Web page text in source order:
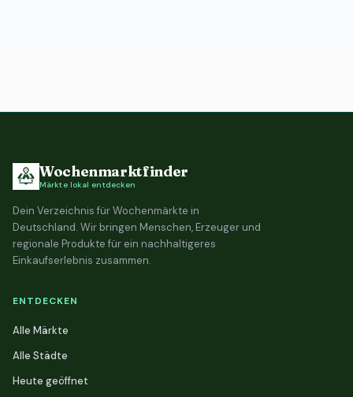
Wochenmarktfinder
Märkte lokal entdecken
Dein Verzeichnis für Wochenmärkte in
Deutschland. Wir bringen Menschen, Erzeuger und
regionale Produkte für ein nachhaltigeres
Einkaufserlebnis zusammen.
ENTDECKEN
Alle Märkte
Alle Städte
Heute geöffnet